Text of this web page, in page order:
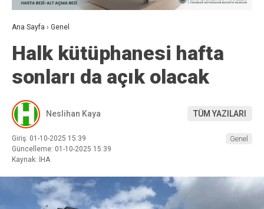
Ana Sayfa › Genel
Halk kütüphanesi hafta
sonları da açık olacak
Neslihan Kaya TÜM YAZILARI
Giriş: 01-10-2025 15:39
Güncelleme: 01-10-2025 15:39
Kaynak: İHA
Genel